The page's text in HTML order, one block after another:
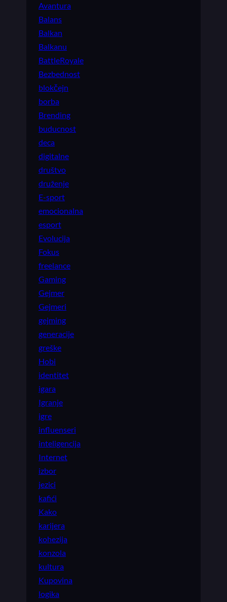
Avantura
Balans
Balkan
Balkanu
BattleRoyale
Bezbednost
blokčejn
borba
Brending
buducnost
deca
digitalne
društvo
druženje
E-sport
emocionalna
esport
Evolucija
Fokus
freelance
Gaming
Gejmer
Gejmeri
gejming
generacije
greške
Hobi
identitet
igara
Igranje
igre
influenseri
inteligencija
Internet
izbor
jezici
kafići
Kako
karijera
kohezija
konzola
kultura
Kupovina
logika